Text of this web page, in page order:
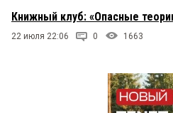
Книжный клуб: «Опасные
22 июля 22:06 0 1663